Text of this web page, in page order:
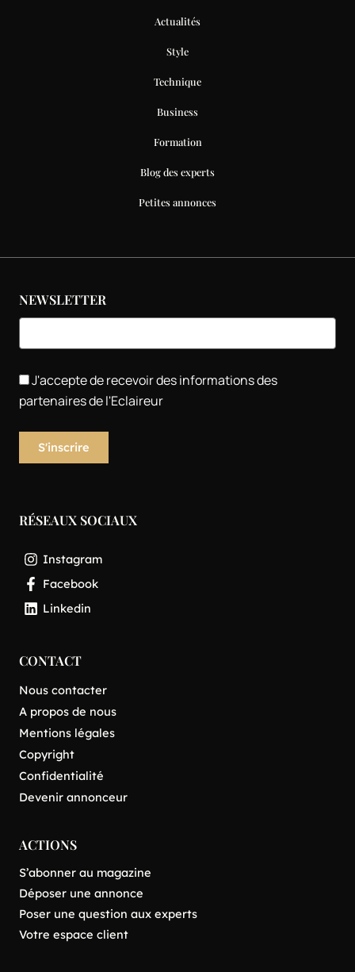
Actualités
Style
Technique
Business
Formation
Blog des experts
Petites annonces
NEWSLETTER
J'accepte de recevoir des informations des
partenaires de l'Eclaireur
RÉSEAUX SOCIAUX
Instagram
Facebook
Linkedin
CONTACT
Nous contacter
A propos de nous
Mentions légales
Copyright
Confidentialité
Devenir annonceur
ACTIONS
S’abonner au magazine
Déposer une annonce
Poser une question aux experts
Votre espace client